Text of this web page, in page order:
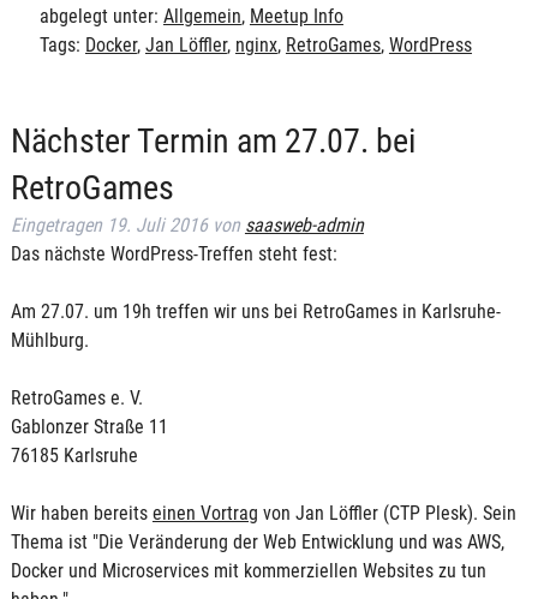
abgelegt unter: Allgemein, Meetup Info
Tags: Docker, Jan Löffler, nginx, RetroGames, WordPress
Nächster Termin am 27.07. bei
RetroGames
Eingetragen 19. Juli 2016 von saasweb-admin
Das nächste WordPress-Treffen steht fest:
Am 27.07. um 19h treffen wir uns bei RetroGames in Karlsruhe-
Mühlburg.
RetroGames e. V.
Gablonzer Straße 11
76185 Karlsruhe
Wir haben bereits einen Vortrag von Jan Löffler (CTP Plesk). Sein
Thema ist "Die Veränderung der Web Entwicklung und was AWS,
Docker und Microservices mit kommerziellen Websites zu tun